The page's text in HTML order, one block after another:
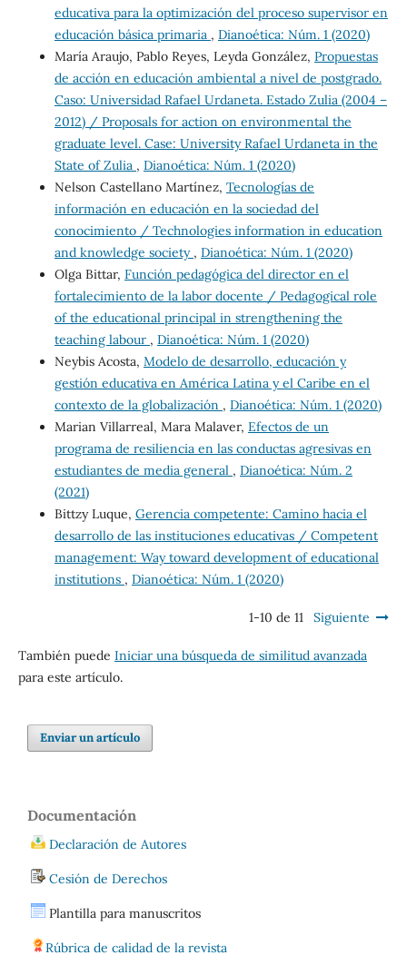
educativa para la optimización del proceso supervisor en
educación básica primaria , Dianoética: Núm. 1 (2020)
María Araujo, Pablo Reyes, Leyda González, Propuestas
de acción en educación ambiental a nivel de postgrado.
Caso: Universidad Rafael Urdaneta. Estado Zulia (2004 –
2012) / Proposals for action on environmental the
graduate level. Case: University Rafael Urdaneta in the
State of Zulia , Dianoética: Núm. 1 (2020)
Nelson Castellano Martínez, Tecnologías de
información en educación en la sociedad del
conocimiento / Technologies information in education
and knowledge society , Dianoética: Núm. 1 (2020)
Olga Bittar, Función pedagógica del director en el
fortalecimiento de la labor docente / Pedagogical role
of the educational principal in strengthening the
teaching labour , Dianoética: Núm. 1 (2020)
Neybis Acosta, Modelo de desarrollo, educación y
gestión educativa en América Latina y el Caribe en el
contexto de la globalización , Dianoética: Núm. 1 (2020)
Marian Villarreal, Mara Malaver, Efectos de un
programa de resiliencia en las conductas agresivas en
estudiantes de media general , Dianoética: Núm. 2
(2021)
Bittzy Luque, Gerencia competente: Camino hacia el
desarrollo de las instituciones educativas / Competent
management: Way toward development of educational
institutions , Dianoética: Núm. 1 (2020)
1-10 de 11 Siguiente
También puede Iniciar una búsqueda de similitud avanzada
para este artículo.
Enviar un artículo
Documentación
Declaración de Autores
Cesión de Derechos
Plantilla para manuscritos
Rúbrica de calidad de la revista